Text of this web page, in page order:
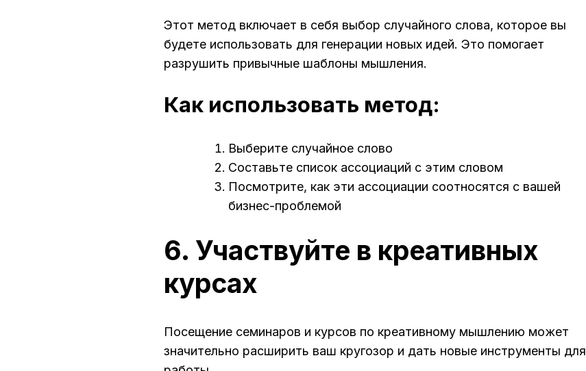
Этот метод включает в себя выбор случайного слова, которое вы
будете использовать для генерации новых идей. Это помогает
разрушить привычные шаблоны мышления.
Как использовать метод:
Выберите случайное слово
Составьте список ассоциаций с этим словом
Посмотрите, как эти ассоциации соотносятся с вашей
бизнес-проблемой
6. Участвуйте в креативных
курсах
Посещение семинаров и курсов по креативному мышлению может
значительно расширить ваш кругозор и дать новые инструменты для